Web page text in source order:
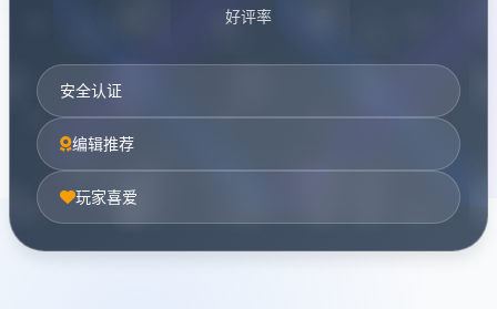
好评率
安全认证
编辑推荐
玩家喜爱